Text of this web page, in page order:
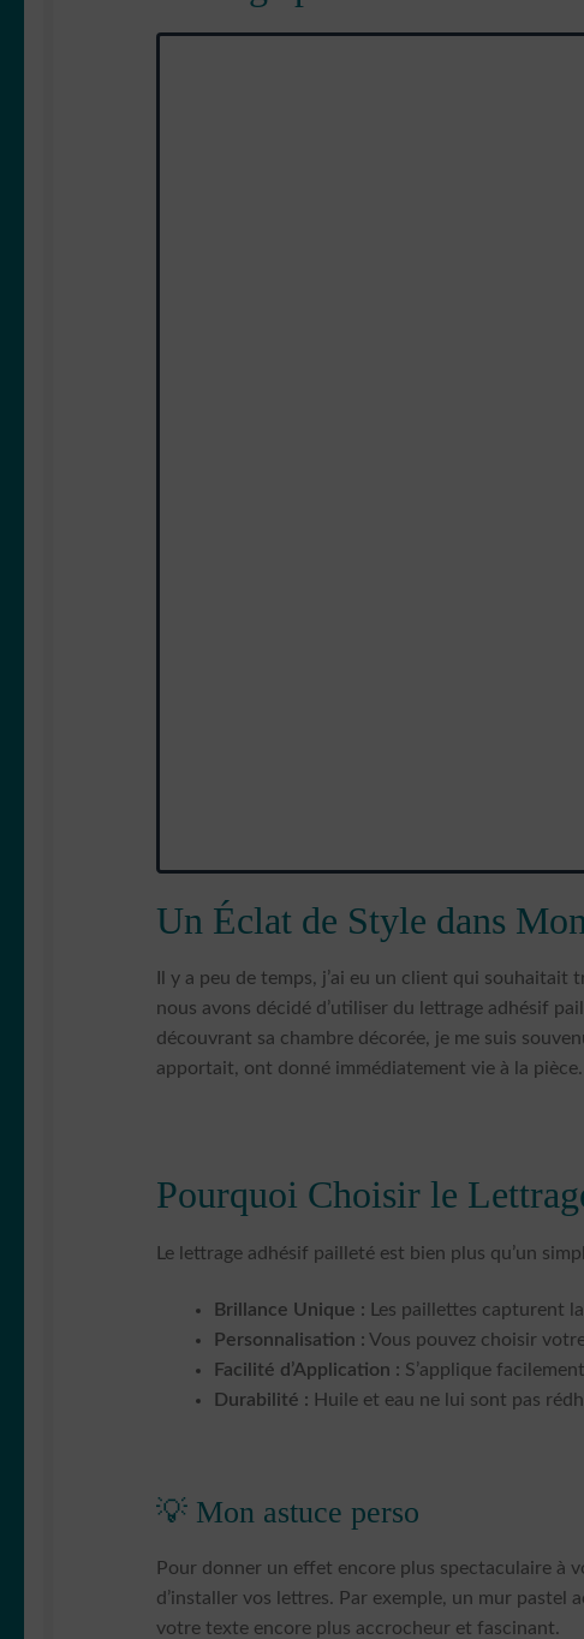
Un Éclat de Style dans
Il y a peu de temps, j’ai eu un client qui
nous avons décidé d’utiliser du lettrage adhésif
découvrant sa chambre décorée, je me suis
apportait, ont donné immédiatement vie à la pièce.
Pourquoi Choisir le
Le lettrage adhésif pailleté est bien plus qu’un
Brillance Unique : Les paillettes capturent
Personnalisation : Vous pouvez choisir
Facilité d’Application : S’applique
Durabilité : Huile et eau ne lui sont pas
💡 Mon astuce perso
Pour donner un effet encore plus spectaculaire à
d’installer vos lettres. Par exemple, un mur
votre texte encore plus accrocheur et fascinant.